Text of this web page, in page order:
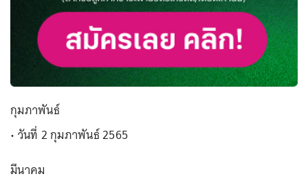
กุมภาพันธ์
• วันที่ 2 กุมภาพันธ์ 2565
มีนาคม